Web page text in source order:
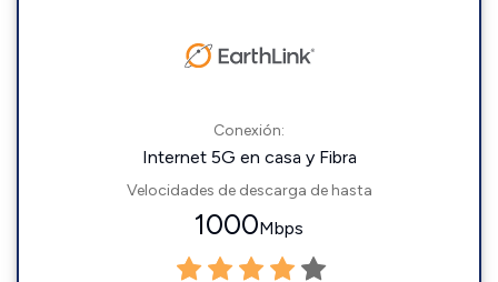
Conexión:
Internet 5G en casa y Fibra
Velocidades de descarga de hasta
1000Mbps